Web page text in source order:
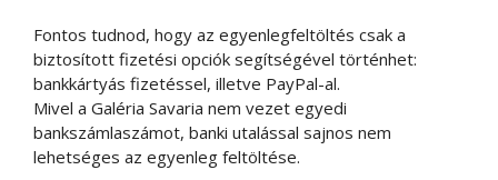
Fontos tudnod, hogy az egyenlegfeltöltés csak a
biztosított fizetési opciók segítségével történhet:
bankkártyás fizetéssel, illetve PayPal-al.
Mivel a Galéria Savaria nem vezet egyedi
bankszámlaszámot, banki utalással sajnos nem
lehetséges az egyenleg feltöltése.